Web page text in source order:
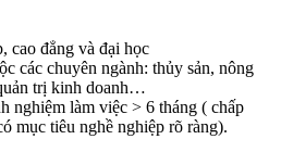
cao đẳng và đại học
các chuyên ngành: thủy sản, nông
trị kinh doanh…
nghiệm làm việc > 6 tháng ( chấp
mục tiêu nghề nghiệp rõ ràng).